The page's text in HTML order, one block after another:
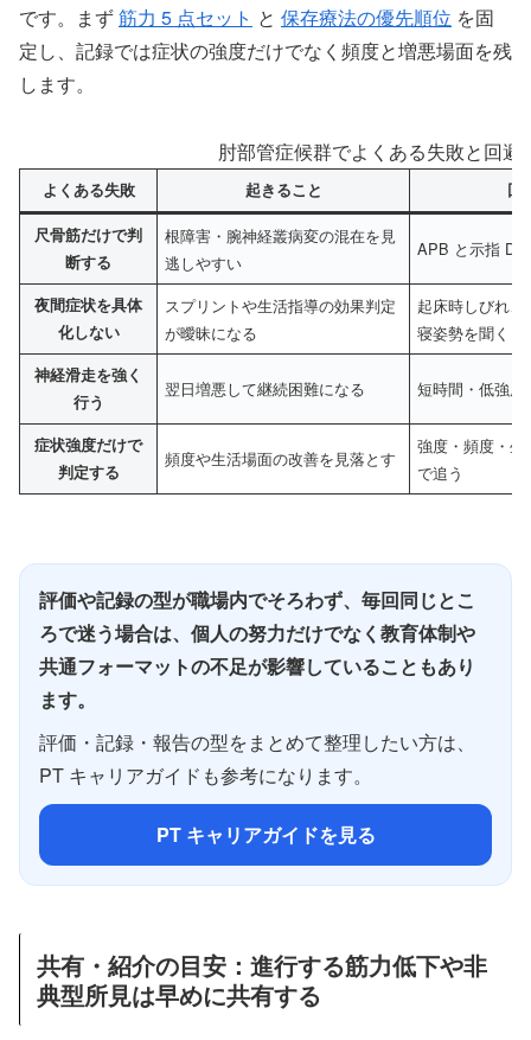
です。まず筋力 5 点セット と 保存療法の優先順位 を固
定し、記録では症状の強度だけでなく頻度と増悪場面を残
します。
肘部管症候群でよくある失敗と回避
よくある失敗 起きること 回
尺骨筋だけで判
断する
根障害・腕神経叢病変の混在を見
逃しやすい
APB と示指
夜間症状を具体
化しない
スプリントや生活指導の効果判定
が曖昧になる
起床時しびれ
寝姿勢を聞く
神経滑走を強く
行う
翌日増悪して継続困難になる 短時間・低強度
症状強度だけで
判定する
頻度や生活場面の改善を見落とす
強度・頻度・
で追う
評価や記録の型が職場内でそろわず、毎回同じとこ
ろで迷う場合は、個人の努力だけでなく教育体制や
共通フォーマットの不足が影響していることもあり
ます。
評価・記録・報告の型をまとめて整理したい方は、
PT キャリアガイドも参考になります。
PT キャリアガイドを見る
共有・紹介の目安：進行する筋力低下や非
典型所見は早めに共有する